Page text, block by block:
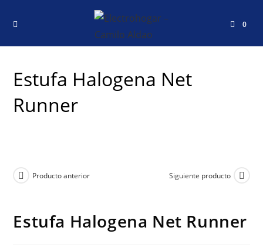
0
Estufa Halogena Net
Runner
Producto anterior Siguiente producto
Estufa Halogena Net Runner